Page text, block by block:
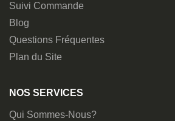
Suivi Commande
Blog
Questions Fréquentes
Plan du Site
NOS SERVICES
Qui Sommes-Nous?